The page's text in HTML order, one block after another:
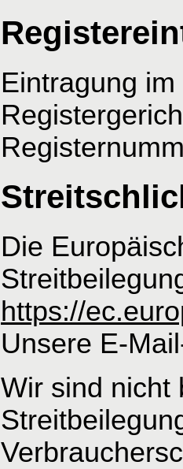
Eintragung
Die
https://
Unsere E-
Wir sind nicht